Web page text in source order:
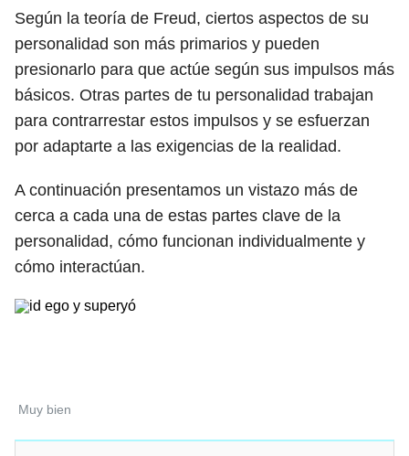
Según la teoría de Freud, ciertos aspectos de su
personalidad son más primarios y pueden
presionarlo para que actúe según sus impulsos más
básicos. Otras partes de tu personalidad trabajan
para contrarrestar estos impulsos y se esfuerzan
por adaptarte a las exigencias de la realidad.
A continuación presentamos un vistazo más de
cerca a cada una de estas partes clave de la
personalidad, cómo funcionan individualmente y
cómo interactúan.
Muy bien